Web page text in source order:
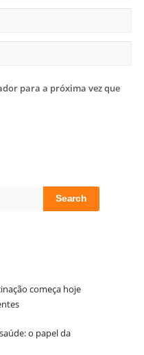
para a próxima vez que
começa hoje
o papel da